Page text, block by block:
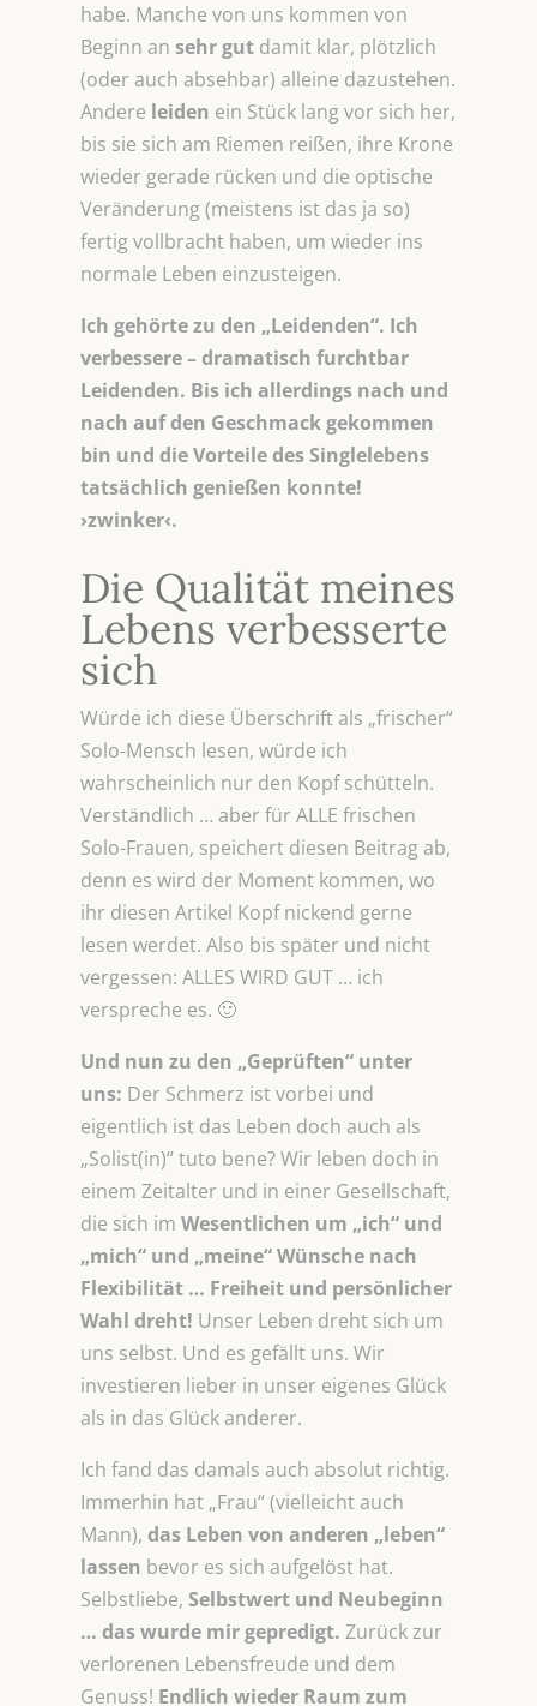
habe. Manche von uns kommen von
Beginn ansehr gut damit klar, plötzlich
(oder auch absehbar) alleine dazustehen.
Andere leiden ein Stück lang vor sich her,
bis sie sich am Riemen reißen, ihre Krone
wieder gerade rücken und die optische
Veränderung (meistens ist das ja so)
fertig vollbracht haben, um wieder ins
normale Leben einzusteigen.
Ich gehörte zu den „Leidenden“. Ich
verbessere – dramatisch furchtbar
Leidenden. Bis ich allerdings nach und
nach auf den Geschmack gekommen
bin und die Vorteile des Singlelebens
tatsächlich genießen konnte!
›zwinker‹.
Die Qualität meines
Lebens verbesserte
sich
Würde ich diese Überschrift als „frischer“
Solo-Mensch lesen, würde ich
wahrscheinlich nur den Kopf schütteln.
Verständlich … aber für ALLE frischen
Solo-Frauen, speichert diesen Beitrag ab,
denn es wird der Moment kommen, wo
ihr diesen Artikel Kopf nickend gerne
lesen werdet. Also bis später und nicht
vergessen: ALLES WIRD GUT … ich
verspreche es. 🙂
Und nun zu den „Geprüften“ unter
uns: Der Schmerz ist vorbei und
eigentlich ist das Leben doch auch als
„Solist(in)“ tuto bene? Wir leben doch in
einem Zeitalter und in einer Gesellschaft,
die sich im Wesentlichen um „ich“ und
„mich“ und „meine“ Wünsche nach
Flexibilität … Freiheit und persönlicher
Wahl dreht! Unser Leben dreht sich um
uns selbst. Und es gefällt uns. Wir
investieren lieber in unser eigenes Glück
als in das Glück anderer.
Ich fand das damals auch absolut richtig.
Immerhin hat „Frau“ (vielleicht auch
Mann), das Leben von anderen „leben“
lassen bevor es sich aufgelöst hat.
Selbstliebe, Selbstwert und Neubeginn
… das wurde mir gepredigt. Zurück zur
verlorenen Lebensfreude und dem
Genuss! Endlich wieder Raum zum